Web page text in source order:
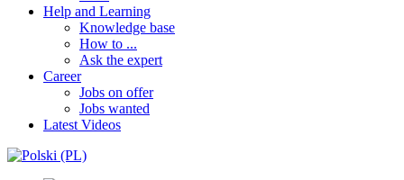
Help and Learning
Knowledge base
How to ...
Ask the expert
Career
Jobs on offer
Jobs wanted
Latest Videos